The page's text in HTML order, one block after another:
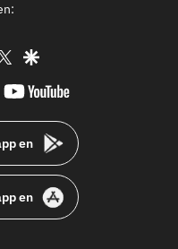
twittergoogle
youtube-
en
en